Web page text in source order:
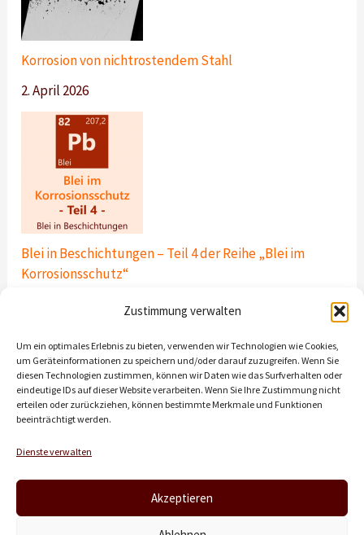
Zustimmung verwalten
Um ein optimales Erlebnis zu bieten, verwenden wir Technologien wie Cookies,
um Geräteinformationen zu speichern und/oder darauf zuzugreifen. Wenn Sie
diesen Technologien zustimmen, können wir Daten wie das Surfverhalten oder
eindeutige IDs auf dieser Website verarbeiten. Wenn Sie Ihre Zustimmung nicht
erteilen oder zurückziehen, können bestimmte Merkmale und Funktionen
beeinträchtigt werden.
Dienste verwalten
Akzeptieren
Korrosion von nichtrostendem Stahl
2. April 2026
Blei in Beschichtungen – Teil 4 der Reihe „Blei im
Korrosionsschutz“
Copyright © 2026 CorroConcept Korrosionsschutz Dresden GmbH